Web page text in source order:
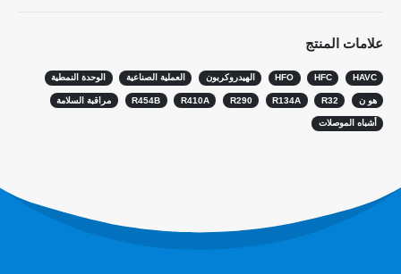
علامات المنتج
HAVC
HFC
HFO الهيدروكربون العملية الصناعية الوحدة النمطية
هو ن R32
R134A
R290
R410A
R454B مراقبة السلامة
أشباه الموصلات
الكشف عن تسرب التبريد لأنظمة HVAC
مراقبة مبرد السلسلة الباردة